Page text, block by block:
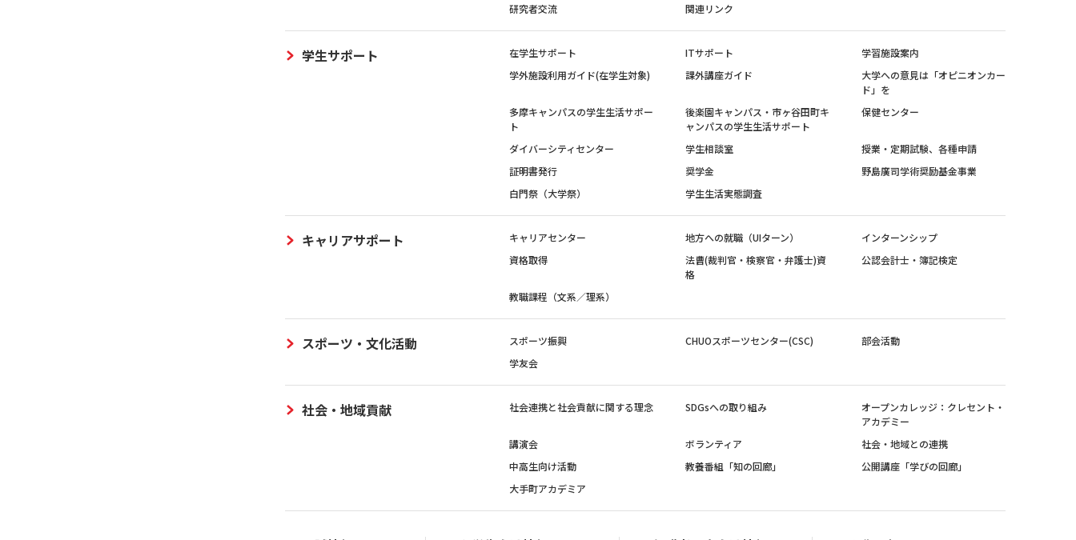
研究者交流 関連リンク
学生サポート 在学生サポート ITサポート
学習施設案内
学外施設利用ガイド(在学生対象)
課外講座ガイド
大学への意見は「オピニオンカー
ド」を
多摩キャンパスの学生生活サポー
ト
後楽園キャンパス・市ヶ谷田町キ
ャンパスの学生生活サポート
保健センター
ダイバーシティセンター 学生相談室
授業・定期試験、各種申請
証明書発行
奨学金
野島廣司学術奨励基金事業
白門祭（大学祭）
学生生活実態調査
キャリアサポート キャリアセンター 地方への就職（UIターン）
インターンシップ
資格取得
法曹(裁判官・検察官・弁護士)資
格
公認会計士・簿記検定
教職課程（文系／理系）
スポーツ・文化活動 スポーツ振興 CHUOスポーツセンター(CSC)
部会活動
学友会
社会・地域貢献 社会連携と社会貢献に関する理念 SDGsへの取り組み
オープンカレッジ：クレセント・
アカデミー
講演会
ボランティア
社会・地域との連携
中高生向け活動
教養番組「知の回廊」
公開講座「学びの回廊」
大手町アカデミア